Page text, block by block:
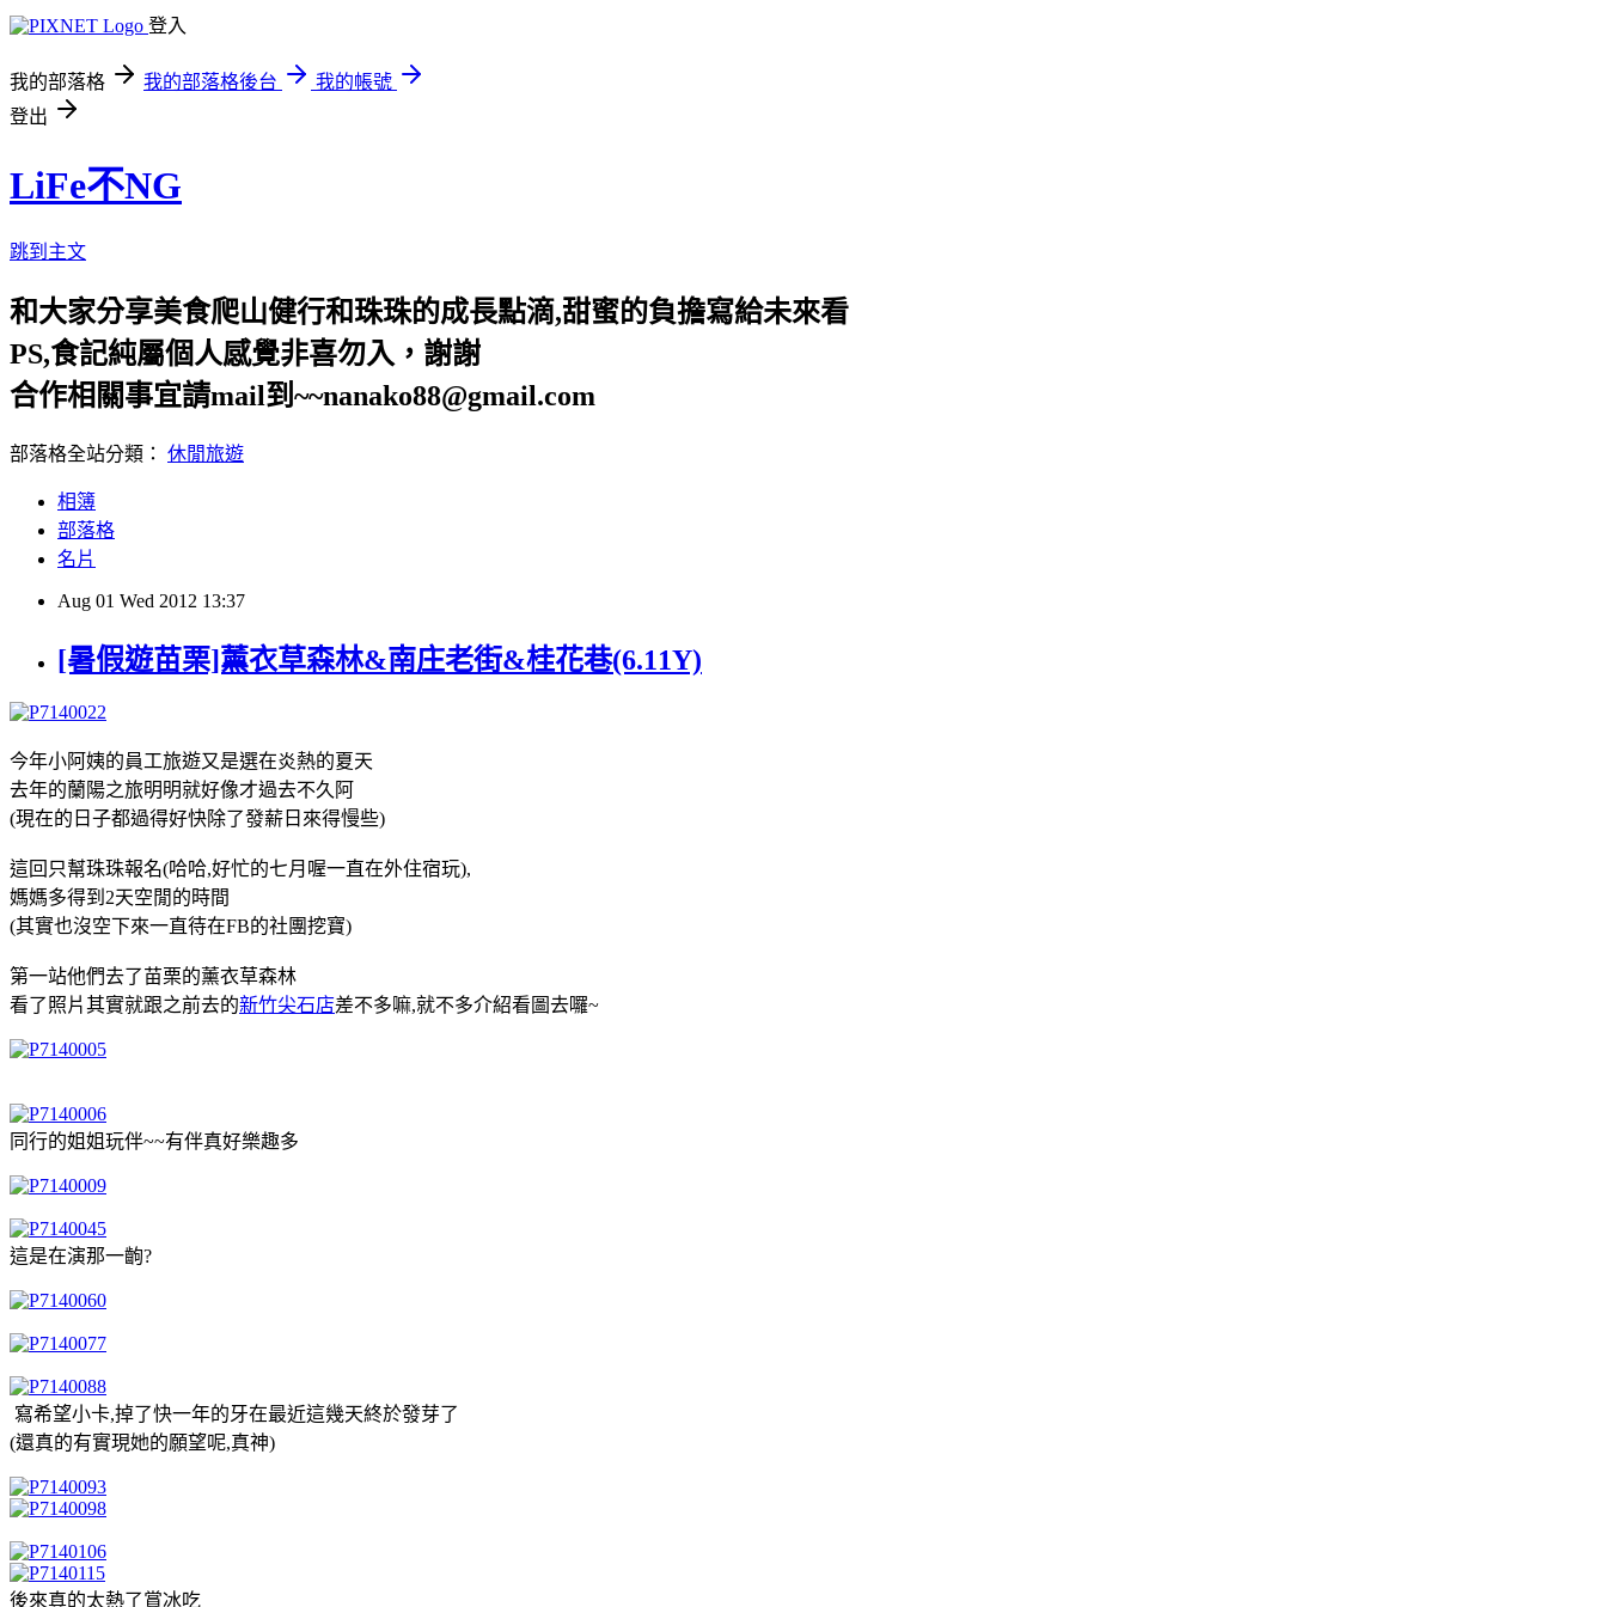
登入
我的部落格 我的部落格後台
我的帳號
登出
LiFe不NG
跳到主文
和大家分享美食爬山健行和珠珠的成長點滴,甜蜜的負擔寫給未來看
PS,食記純屬個人感覺非喜勿入，謝謝
合作相關事宜請mail到~~nanako88@gmail.com
部落格全站分類： 休閒旅遊
相簿
部落格
名片
Aug 01 Wed 2012 13:37
[暑假遊苗栗]薰衣草森林&南庄老街&桂花巷(6.11Y)
今年小阿姨的員工旅遊又是選在炎熱的夏天
去年的蘭陽之旅明明就好像才過去不久阿
(現在的日子都過得好快除了發薪日來得慢些)
這回只幫珠珠報名(哈哈,好忙的七月喔一直在外住宿玩),
媽媽多得到2天空閒的時間
(其實也沒空下來一直待在FB的社團挖寶)
第一站他們去了苗栗的薰衣草森林
看了照片其實就跟之前去的新竹尖石店差不多嘛,就不多介紹看圖去囉~
同行的姐姐玩伴~~有伴真好樂趣多
這是在演那一齣?
寫希望小卡,掉了快一年的牙在最近這幾天終於發芽了
(還真的有實現她的願望呢,真神)
後來真的太熱了賞冰吃